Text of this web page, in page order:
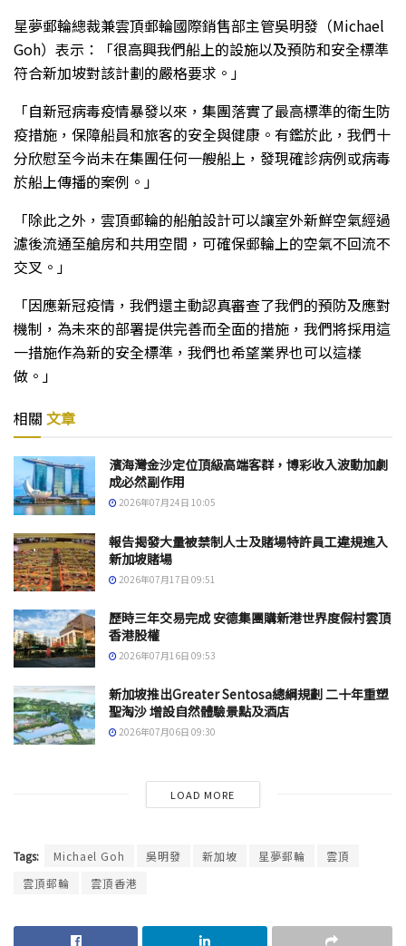
星夢郵輪總裁兼雲頂郵輪國際銷售部主管吳明發（Michael
Goh）表示：「很高興我們船上的設施以及預防和安全標準
符合新加坡對該計劃的嚴格要求。」
「自新冠病毒疫情暴發以來，集團落實了最高標準的衛生防
疫措施，保障船員和旅客的安全與健康。有鑑於此，我們十
分欣慰至今尚未在集團任何一艘船上，發現確診病例或病毒
於船上傳播的案例。」
「除此之外，雲頂郵輪的船舶設計可以讓室外新鮮空氣經過
濾後流通至艙房和共用空間，可確保郵輪上的空氣不回流不
交叉。」
「因應新冠疫情，我們還主動認真審查了我們的預防及應對
機制，為未來的部署提供完善而全面的措施，我們將採用這
一措施作為新的安全標準，我們也希望業界也可以這樣
做。」
相關 文章
濱海灣金沙定位頂級高端客群，博彩收入波動加劇
成必然副作用
2026年07月24日 10:05
報告揭發大量被禁制人士及賭場特許員工違規進入
新加坡賭場
2026年07月17日 09:51
歷時三年交易完成 安德集團購新港世界度假村雲頂
香港股權
2026年07月16日 09:53
新加坡推出Greater Sentosa總綱規劃 二十年重塑
聖淘沙 增設自然體驗景點及酒店
2026年07月06日 09:30
LOAD MORE
Tags: Michael Goh 吳明發 新加坡 星夢郵輪
雲頂
雲頂郵輪
雲頂香港